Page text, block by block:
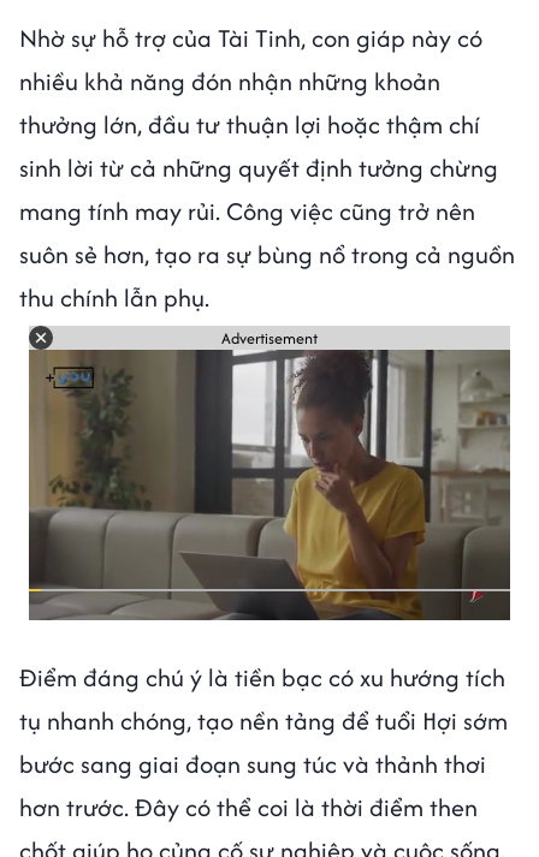
Nhờ sự hỗ trợ của Tài Tinh, con giáp này có
nhiều khả năng đón nhận những khoản
thưởng lớn, đầu tư thuận lợi hoặc thậm chí
sinh lời từ cả những quyết định tưởng chừng
mang tính may rủi. Công việc cũng trở nên
suôn sẻ hơn, tạo ra sự bùng nổ trong cả nguồn
thu chính lẫn phụ.
Advertisement
Điểm đáng chú ý là tiền bạc có xu hướng tích
tụ nhanh chóng, tạo nền tảng để tuổi Hợi sớm
bước sang giai đoạn sung túc và thảnh thơi
hơn trước. Đây có thể coi là thời điểm then